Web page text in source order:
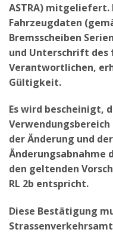
ASTRA) mitgeliefert.
Fahrzeugdaten
Bremsscheiben
und Unterschrift
Verantwortlichen,
Gültigkeit.
Es wird bescheinigt,
Verwendungsbereich
der Änderung und
Änderungsabnahme
den geltenden
RL 2b entspricht.
Diese Bestätigung